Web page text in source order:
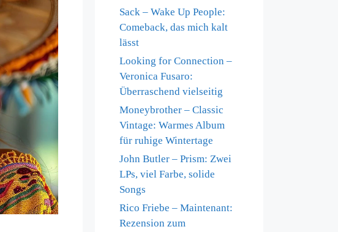
Sack – Wake Up People:
Comeback, das mich kalt
lässt
Looking for Connection –
Veronica Fusaro:
Überraschend vielseitig
Moneybrother – Classic
Vintage: Warmes Album
für ruhige Wintertage
John Butler – Prism: Zwei
LPs, viel Farbe, solide
Songs
Rico Friebe – Maintenant:
Rezension zum